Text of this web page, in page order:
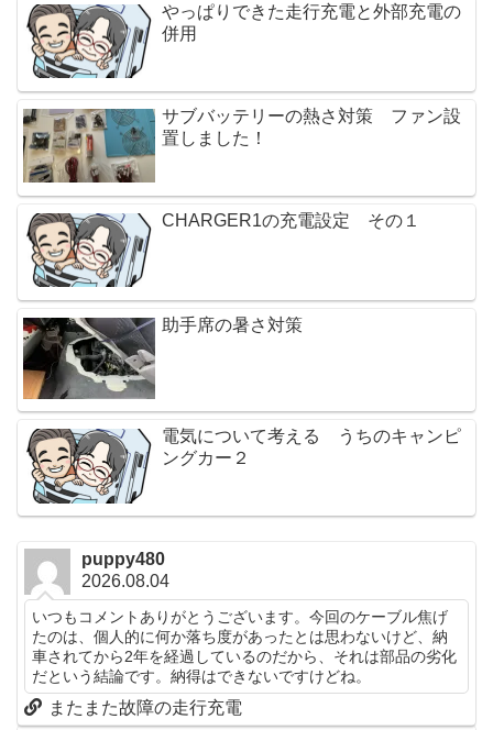
やっぱりできた走行充電と外部充電の
併用
サブバッテリーの熱さ対策 ファン設
置しました！
CHARGER1の充電設定 その１
助手席の暑さ対策
電気について考える うちのキャンピ
ングカー２
puppy480
2026.08.04
いつもコメントありがとうございます。今回のケーブル焦げ
たのは、個人的に何か落ち度があったとは思わないけど、納
車されてから2年を経過しているのだから、それは部品の劣化
だという結論です。納得はできないですけどね。
またまた故障の走行充電